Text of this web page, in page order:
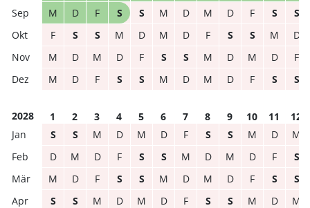
M D F S S M D M D F S
S
F
S S M D M D F S S M
D
M
D M D F S S M D M D
F
M
D F S S M D M D F S S
2028 1 2 3 4 5 6 7 8 9 10 11
12
S
S M D M D F S S M D
M
D
M D F S S M D M D F
S
M
D F S S M D M D F S
S
S
S M D M D F S S M D
M